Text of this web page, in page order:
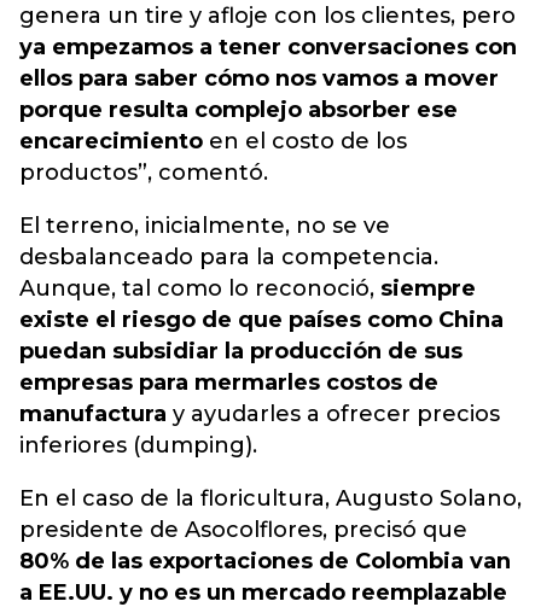
genera un tire y afloje con los clientes, pero
ya empezamos a tener conversaciones con
ellos para saber cómo nos vamos a mover
porque resulta complejo absorber ese
encarecimiento en el costo de los
productos”, comentó.
El terreno, inicialmente, no se ve
desbalanceado para la competencia.
Aunque, tal como lo reconoció, siempre
existe el riesgo de que países como China
puedan subsidiar la producción de sus
empresas para mermarles costos de
manufactura y ayudarles a ofrecer precios
inferiores (dumping).
En el caso de la floricultura, Augusto Solano,
presidente de Asocolflores, precisó que
80% de las exportaciones de Colombia van
a EE.UU. y no es un mercado reemplazable